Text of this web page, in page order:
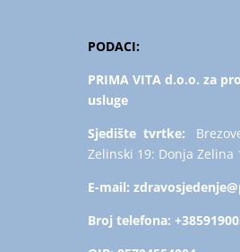
PODACI:
PRIMA VITA d.o.o. za
usluge
Sjedište tvrtke:
Zelinski 19: Donja Zelina
E-mail:
Broj telefona: